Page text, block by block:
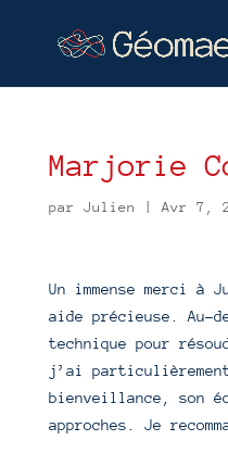
Marjorie
par Julien |Avr 7,
Un immense merci à
aide précieuse. Au-
technique pour
j’ai
bienveillance, son
approches. Je